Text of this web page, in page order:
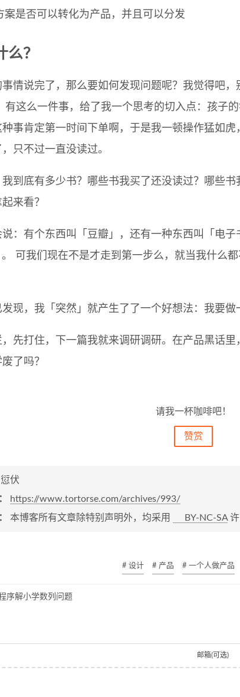
案是否可以转化为产品，并且可以分发
么？
事情说完了，那么要如何发现问题呢？我觉得吧
有这么一件事，给了我一个思考的切入点：孩子
事肯定第一时间下单啊，于是我一顿操作猛如
只不过一直没读过。
到底有多少书？哪些书我买了还没读过？哪些书
来看？
：有个东西叫「豆瓣」，还有一种东西叫「电子
。 可我们现在不是才走到第一步么，就当我什么
现，我「突然」就产生了了一个好想法：我要做
先打住，下一篇我就来调研调研。在产品黑话
了吗？
请我一杯咖啡吧！
赞赏
愆伏
https://www.tortorse.com/archives/993/
本博客所有文章除特别声明外，均采用 BY-NC-SA许
# 设计 # 产品 # 一个人做产品
序解小学数列问题
邮箱(可选)